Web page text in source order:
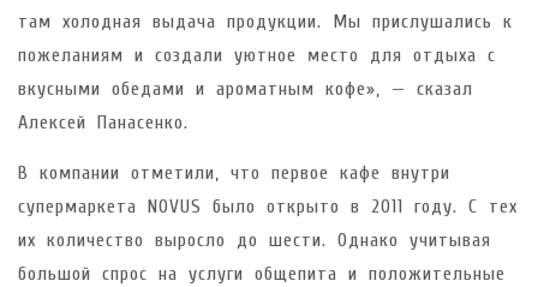
там холодная выдача продукции. Мы прислушались к
пожеланиям и создали уютное место для отдыха с
вкусными обедами и ароматным кофе», — сказал
Алексей Панасенко.
В компании отметили, что первое кафе внутри
супермаркета NOVUS было открыто в 2011 году. С тех
их количество выросло до шести. Однако учитывая
большой спрос на услуги общепита и положительные